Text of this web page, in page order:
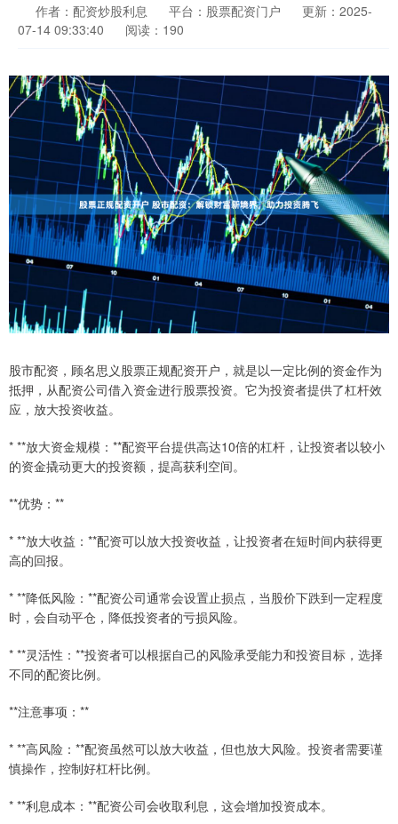
作者：配资炒股利息 平台：股票配资门户
更新：2025-
07-14 09:33:40
阅读：190
股市配资，顾名思义股票正规配资开户，就是以一定比例的资金作为
抵押，从配资公司借入资金进行股票投资。它为投资者提供了杠杆效
应，放大投资收益。
* **放大资金规模：**配资平台提供高达10倍的杠杆，让投资者以较小
的资金撬动更大的投资额，提高获利空间。
**优势：**
* **放大收益：**配资可以放大投资收益，让投资者在短时间内获得更
高的回报。
* **降低风险：**配资公司通常会设置止损点，当股价下跌到一定程度
时，会自动平仓，降低投资者的亏损风险。
* **灵活性：**投资者可以根据自己的风险承受能力和投资目标，选择
不同的配资比例。
**注意事项：**
* **高风险：**配资虽然可以放大收益，但也放大风险。投资者需要谨
慎操作，控制好杠杆比例。
* **利息成本：**配资公司会收取利息，这会增加投资成本。